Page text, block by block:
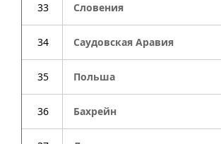
33 Словения
34 Саудовская Аравия
35 Польша
36 Бахрейн